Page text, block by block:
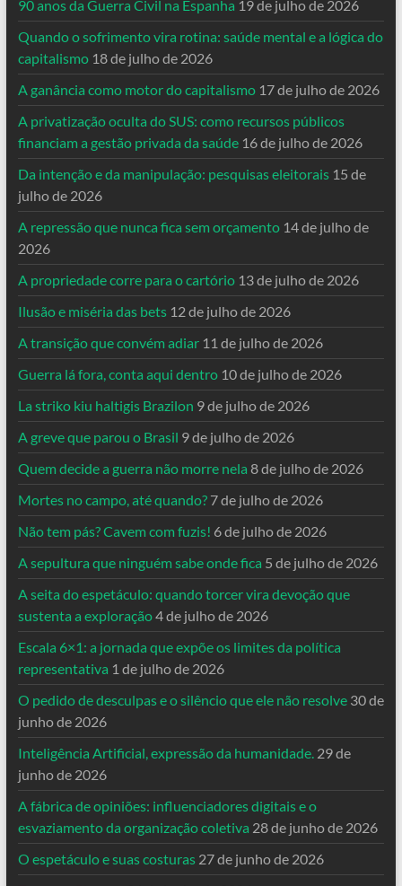
90 anos da Guerra Civil na Espanha 19 de julho de 2026
Quando o sofrimento vira rotina: saúde mental e a lógica do
capitalismo 18 de julho de 2026
A ganância como motor do capitalismo 17 de julho de 2026
A privatização oculta do SUS: como recursos públicos
financiam a gestão privada da saúde 16 de julho de 2026
Da intenção e da manipulação: pesquisas eleitorais 15 de
julho de 2026
A repressão que nunca fica sem orçamento 14 de julho de
2026
A propriedade corre para o cartório 13 de julho de 2026
Ilusão e miséria das bets 12 de julho de 2026
A transição que convém adiar 11 de julho de 2026
Guerra lá fora, conta aqui dentro 10 de julho de 2026
La striko kiu haltigis Brazilon 9 de julho de 2026
A greve que parou o Brasil 9 de julho de 2026
Quem decide a guerra não morre nela 8 de julho de 2026
Mortes no campo, até quando? 7 de julho de 2026
Não tem pás? Cavem com fuzis! 6 de julho de 2026
A sepultura que ninguém sabe onde fica 5 de julho de 2026
A seita do espetáculo: quando torcer vira devoção que
sustenta a exploração4 de julho de 2026
Escala 6×1: a jornada que expõe os limites da política
representativa 1 de julho de 2026
O pedido de desculpas e o silêncio que ele não resolve 30 de
junho de 2026
Inteligência Artificial, expressão da humanidade. 29 de
junho de 2026
A fábrica de opiniões: influenciadores digitais e o
esvaziamento da organização coletiva 28 de junho de 2026
O espetáculo e suas costuras 27 de junho de 2026